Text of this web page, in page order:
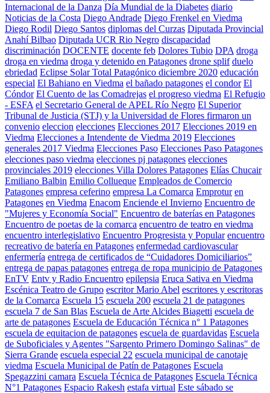
Internacional de la Danza Día Mundial de la Diabetes diario
Noticias de la Costa Diego Andrade Diego Frenkel en Viedma
Diego Rodil Diego Santos diplomas del Curzas Diputada Provincial
Anahí Bilbao Diputada UCR Rio Negro discapacidad
discriminación DOCENTE docente feb Dolores Tubio DPA droga
droga en viedma droga y detenido en Patagones drone splif duelo
ebriedad Eclipse Solar Total Patagónico diciembre 2020 educación
especial El Bahiano en Viedma el bañado patagones el condor El
Cóndor El Cuento de las Comadrejas el progreso viedma El Refugio
- ESFA el Secretario General de APEL Río Negro El Superior
Tribunal de Justicia (STJ) y la Universidad de Flores firmaron un
convenio eleccion elecciones Elecciones 2017 Elecciones 2019 en
Viedma Elecciones a Intendente de Viedma 2019 Elecciones
generales 2017 Viedma Elecciones Paso Elecciones Paso Patagones
elecciones paso viedma elecciones pj patagones elecciones
provinciales 2019 elecciones Villa Dolores Patagones Elías Chucair
Emiliano Balbin Emilio Collueque Empleados de Comercio
Patagones empresa ceferino empresa La Comarca Emprotur en
Patagones en Viedma Enacom Enciende el Invierno Encuentro de
"Mujeres y Economía Social" Encuentro de baterías en Patagones
Encuentro de poetas de la comarca encuentro de teatro en viedma
encuentro interlegislativo Encuentro Progresista y Popular encuentro
recreativo de batería en Patagones enfermedad cardiovascular
enfermería entrega de certificados de “Cuidadores Domiciliarios”
entrega de papas patagones entrega de ropa municipio de Patagones
EnTV Entv y Radio Encuentro epilepsia Eruca Sativa en Viedma
Escénica Teatro de Grupo escritor Mario Abel escritores y escritoras
de la Comarca Escuela 15 escuela 200 escuela 21 de patagones
escuela 7 de San Blas Escuela de Arte Alcides Biagetti escuela de
arte de patagones Escuela de Educación Técnica n° 1 Patagones
escuela de equitacion de patagones escuela de guardavidas Escuela
de Suboficiales y Agentes "Sargento Primero Domingo Salinas" de
Sierra Grande escuela especial 22 escuela municipal de canotaje
viedma Escuela Municipal de Patín de Patagones Escuela
Spegazzini camara Escuela Técnica de Patagones Escuela Técnica
N°1 Patagones Espacio Rakesh estafa virtual Este sábado se